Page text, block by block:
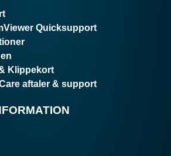
Quicksupport
Klippekort
aftaler & support